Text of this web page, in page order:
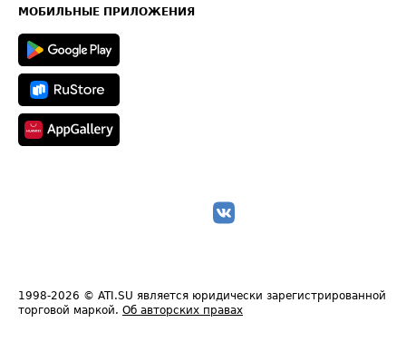
Техническая информация
МОБИЛЬНЫЕ ПРИЛОЖЕНИЯ
1998-2026 © ATI.SU является юридически зарегистрированной
торговой маркой. Об авторских правах